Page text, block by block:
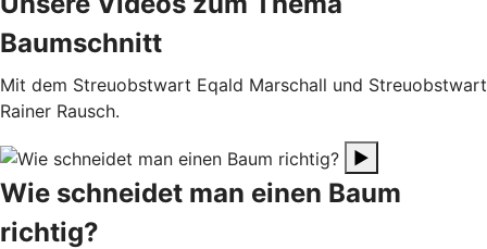
Baumschnitt
Mit dem Streuobstwart Eqald Marschall und Streuobstwart
Rainer Rausch.
▶
Wie schneidet man einen Baum
richtig?